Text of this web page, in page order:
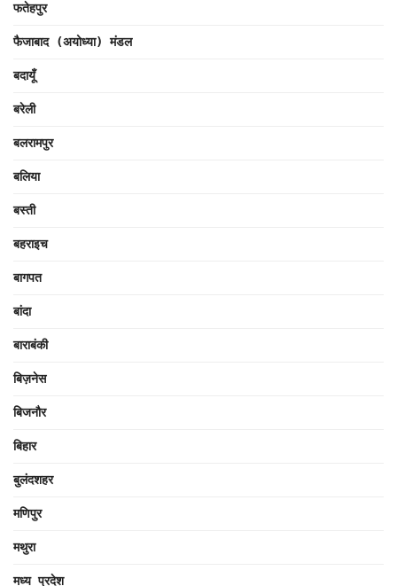
फतेहपुर
फैजाबाद (अयोध्या) मंडल
बदायूँ
बरेली
बलरामपुर
बलिया
बस्ती
बहराइच
बागपत
बांदा
बाराबंकी
बिज़नेस
बिजनौर
बिहार
बुलंदशहर
मणिपुर
मथुरा
मध्य प्रदेश